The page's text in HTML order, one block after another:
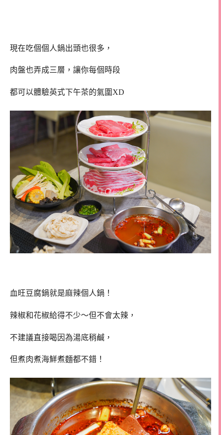
現在吃個個人鍋出頭也很多，
肉盤也弄成三層，讓你每個時段
都可以體驗英式下午茶的氣圍XD
血旺豆腐鍋就是麻辣個人鍋！
辣椒和花椒給得不少～但不會太辣，
不建議直接喝因為湯底稍鹹，
但煮肉煮海鮮煮麵都不錯！